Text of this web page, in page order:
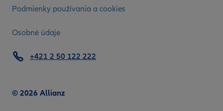
Podmienky používania a cookies
Osobné údaje
© 2026 Allianz
+421 2 50 122 222